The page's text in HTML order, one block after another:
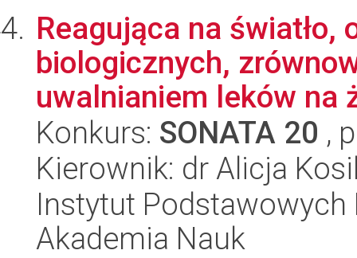
Reagująca na światło,
biologicznych,
uwalnianiem leków na
Konkurs: SONATA 20 ,
Kierownik: dr Alicja
Instytut
Akademia Nauk